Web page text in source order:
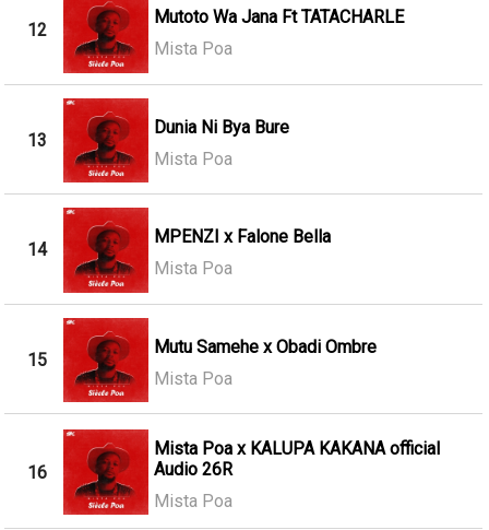
12
Mutoto Wa Jana Ft TATACHARLE
Mista Poa
13
Dunia Ni Bya Bure
Mista Poa
14
MPENZI x Falone Bella
Mista Poa
15
Mutu Samehe x Obadi Ombre
Mista Poa
16
Mista Poa x KALUPA KAKANA official
Audio 26R
Mista Poa